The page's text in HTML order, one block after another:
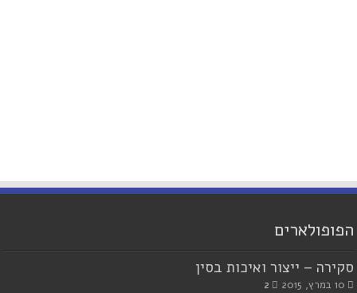
הפופולארים
סקירה – ייצור ואיכות בסין
10 במרץ, 2015 2